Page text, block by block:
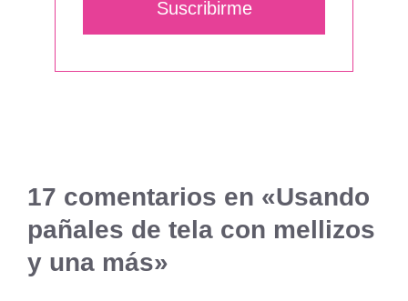
Suscribirme
17 comentarios en «Usando
pañales de tela con mellizos
y una más»